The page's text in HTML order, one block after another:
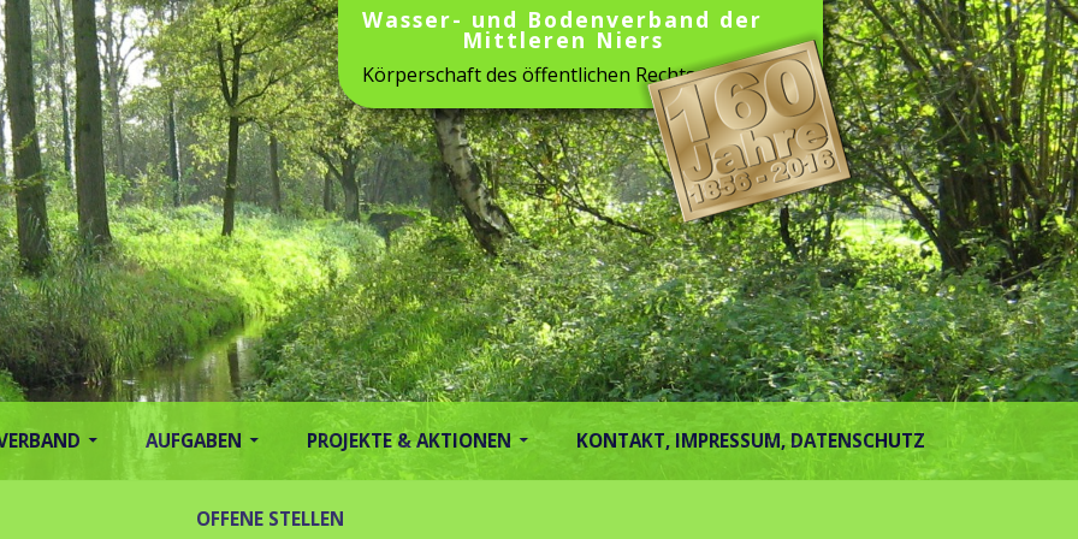
Wasser- und Bodenverband der
Mittleren Niers
Körperschaft des öffentlichen Rechts
AUFGABEN PROJEKTE & AKTIONEN KONTAKT, IMPRESSUM, DATENSCHUTZ
OFFENE STELLEN